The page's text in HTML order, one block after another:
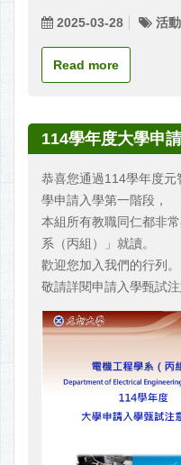
2025-03-28 活動
Read more
114學年度大學申
恭喜您通過114學年度
學申請入學第一階段，
本組所有教職同仁都非
系（丙組）」就讀。
歡迎您加入我們的行列。
敬請詳閱申請入學甄試